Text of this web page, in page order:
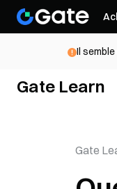
Il
Gate Learn
Gate